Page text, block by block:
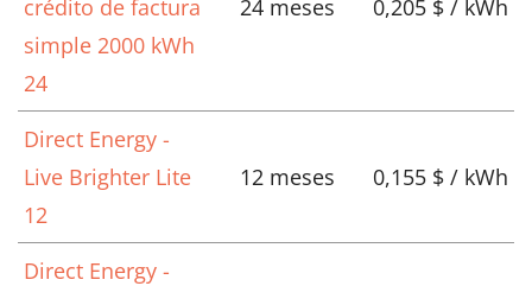
crédito de factura
simple 2000 kWh
24
24 meses 0,205 $ / kWh
Direct Energy -
Live Brighter Lite
12
12 meses 0,155 $ / kWh
Direct Energy -